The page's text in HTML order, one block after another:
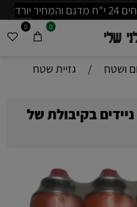
לוקחים 24 י"ח מדגם והמחיר יורד
"כדי
0 0
ושטח / גזיית שטח
בקיבולת של